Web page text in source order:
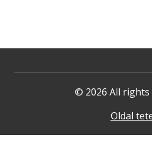
© 2026 All rights
Oldal